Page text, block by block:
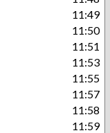
11:49
11:50
11:51
11:53
11:55
11:57
11:58
11:59